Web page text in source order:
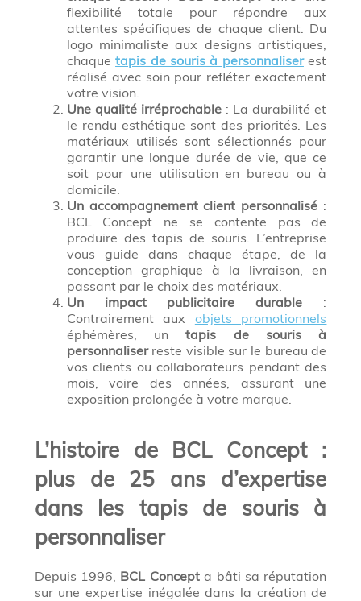
flexibilité totale pour répondre aux
attentes spécifiques de chaque client. Du
logo minimaliste aux designs artistiques,
chaquetapis de souris à personnaliserest
réalisé avec soin pour refléter exactement
votre vision.
Une qualité irréprochable: La durabilité et
le rendu esthétique sont des priorités. Les
matériaux utilisés sont sélectionnés pour
garantir une longue durée de vie, que ce
soit pour une utilisation en bureau ou à
domicile.
Un accompagnement client personnalisé :
BCL Concept ne se contente pas de
produire des tapis de souris. L’entreprise
vous guide dans chaque étape, de la
conception graphique à la livraison, en
passant par le choix des matériaux.
Un impact publicitaire durable :
Contrairement aux objets promotionnels
éphémères, untapis de souris à
personnaliserreste visible sur le bureau de
vos clients ou collaborateurs pendant des
mois, voire des années, assurant une
exposition prolongée à votre marque.
L’histoire de BCL Concept :
plus de 25 ans d’expertise
dans les tapis de souris à
personnaliser
Depuis 1996, BCL Concepta bâti sa réputation
sur une expertise inégalée dans la création de